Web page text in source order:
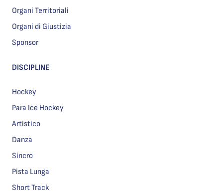
Organi Territoriali
Organi di Giustizia
Sponsor
DISCIPLINE
Hockey
Para Ice Hockey
Artistico
Danza
Sincro
Pista Lunga
Short Track